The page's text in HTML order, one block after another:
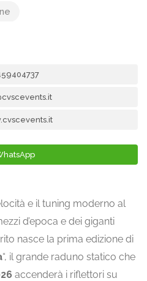
e il tuning moderno al
d’epoca e dei giganti
nasce la prima edizione di
“, il grande raduno statico che
accenderà i riflettori su